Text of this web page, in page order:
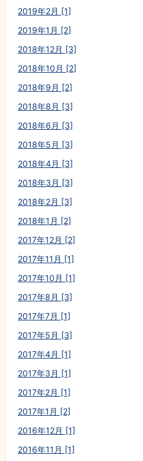
2019年2月 [1]
2019年1月 [2]
2018年12月 [3]
2018年10月 [2]
2018年9月 [2]
2018年8月 [3]
2018年6月 [3]
2018年5月 [3]
2018年4月 [3]
2018年3月 [3]
2018年2月 [3]
2018年1月 [2]
2017年12月 [2]
2017年11月 [1]
2017年10月 [1]
2017年8月 [3]
2017年7月 [1]
2017年5月 [3]
2017年4月 [1]
2017年3月 [1]
2017年2月 [1]
2017年1月 [2]
2016年12月 [1]
2016年11月 [1]